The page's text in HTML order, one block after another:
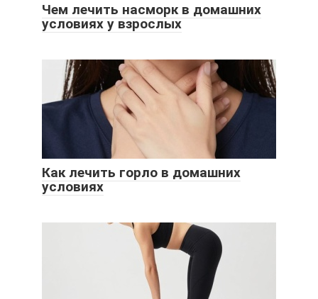
Чем лечить насморк в домашних
условиях у взрослых
Как лечить горло в домашних
условиях